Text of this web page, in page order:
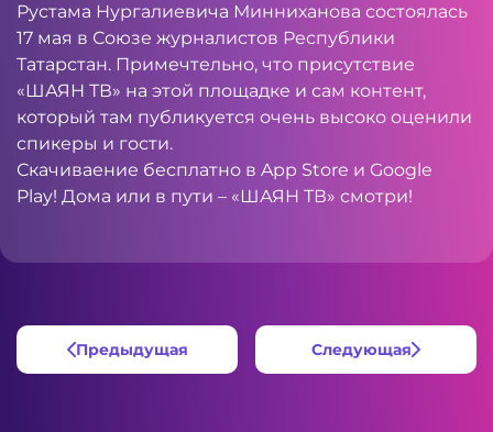
Рустама Нургалиевича Минниханова состоялась
17 мая в Союзе журналистов Республики
Татарстан. Примечтельно, что присутствие
«ШАЯН ТВ» на этой площадке и сам контент,
который там публикуется очень высоко оценили
спикеры и гости.
Скачиваение бесплатно в App Store и Google
Play! Дома или в пути – «ШАЯН ТВ» смотри!
Предыдущая Следующая